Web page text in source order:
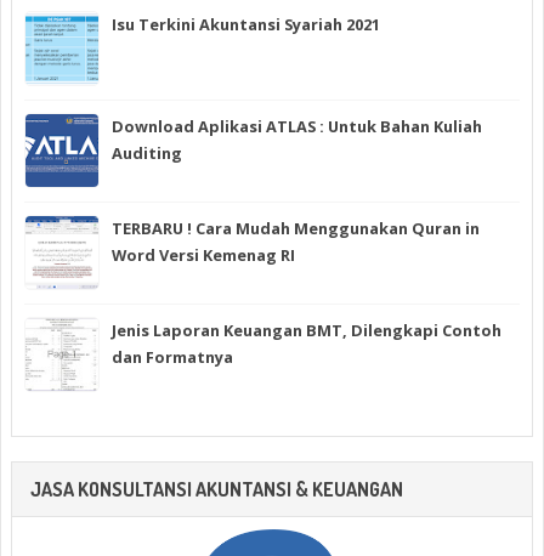
Isu Terkini Akuntansi Syariah 2021
Download Aplikasi ATLAS : Untuk Bahan Kuliah
Auditing
TERBARU ! Cara Mudah Menggunakan Quran in
Word Versi Kemenag RI
Jenis Laporan Keuangan BMT, Dilengkapi Contoh
dan Formatnya
JASA KONSULTANSI AKUNTANSI & KEUANGAN